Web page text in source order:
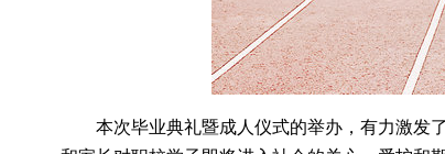
本次毕业典礼暨成人仪式的举办，有力激发